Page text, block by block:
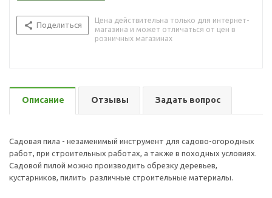
Поделиться
Цена действительна только для интернет-
магазина и может отличаться от цен в
розничных магазинах
Описание Отзывы Задать вопрос
Садовая пила - незаменимый инструмент для садово-огородных
работ, при строительных работах, а также в походных условиях.
Садовой пилой можно производить обрезку деревьев,
кустарников, пилить различные строительные материалы.